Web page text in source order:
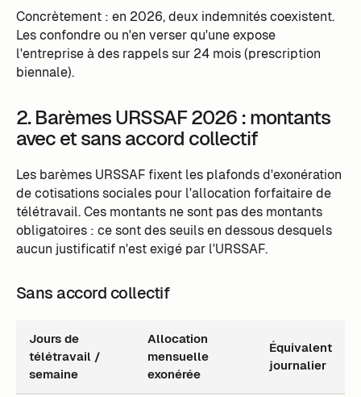
Concrètement : en 2026, deux indemnités coexistent.
Les confondre ou n'en verser qu'une expose
l'entreprise à des rappels sur 24 mois (prescription
biennale).
2. Barèmes URSSAF 2026 : montants
avec et sans accord collectif
Les barèmes URSSAF fixent les plafonds d'exonération
de cotisations sociales pour l'allocation forfaitaire de
télétravail. Ces montants ne sont pas des montants
obligatoires : ce sont des seuils en dessous desquels
aucun justificatif n'est exigé par l'URSSAF.
Sans accord collectif
Jours de
télétravail /
semaine
Allocation
mensuelle
exonérée
Équivalent
journalier